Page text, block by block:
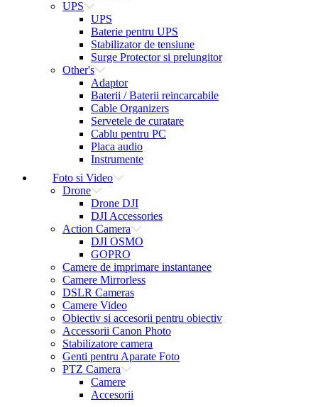
UPS
UPS
Baterie pentru UPS
Stabilizator de tensiune
Surge Protector si prelungitor
Other's
Adaptor
Baterii / Baterii reincarcabile
Cable Organizers
Servetele de curatare
Cablu pentru PC
Placa audio
Instrumente
Foto si Video
Drone
Drone DJI
DJI Accessories
Action Camera
DJI OSMO
GOPRO
Camere de imprimare instantanee
Camere Mirrorless
DSLR Cameras
Camere Video
Obiectiv si accesorii pentru obiectiv
Accessorii Canon Photo
Stabilizatore camera
Genti pentru Aparate Foto
PTZ Camera
Camere
Accesorii